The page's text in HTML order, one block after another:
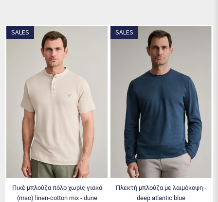
SALES
πικέ μπλούζα πόλο χωρίς γιακά
(mao) linen-cotton mix - dune
SALES
πλεκτή μπλούζα με λαιμόκοψη -
deep atlantic blue